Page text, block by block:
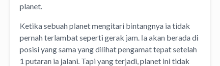
planet.
Ketika sebuah planet mengitari bintangnya ia tidak
pernah terlambat seperti gerak jam. Ia akan berada di
posisi yang sama yang dilihat pengamat tepat setelah
1 putaran ia jalani. Tapi yang terjadi, planet ini tidak